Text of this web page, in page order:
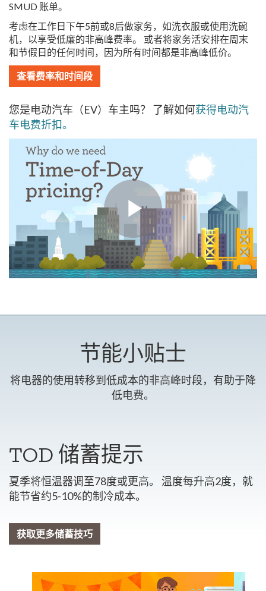
SMUD 账单。
考虑在工作日下午5前或8后做家务，如洗衣服或使用洗碗
机，以享受低廉的非高峰费率。 或者将家务活安排在周末
和节假日的任何时间，因为所有时间都是非高峰低价。
查看费率和时间段
您是电动汽车（EV）车主吗？ 了解如何获得电动汽
车电费折扣。
节能小贴士
将电器的使用转移到低成本的非高峰时段，有助于降
低电费。
TOD 储蓄提示
夏季将恒温器调至78度或更高。 温度每升高2度，就
能节省约5-10%的制冷成本。
获取更多储蓄技巧